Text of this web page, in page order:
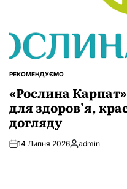
ОПУБЛІКУВАТИ
РЕКОМЕНДУЄМО
«Рослина
для здоров’я,
догляду
14 Липня 2026Опубліковано
admin